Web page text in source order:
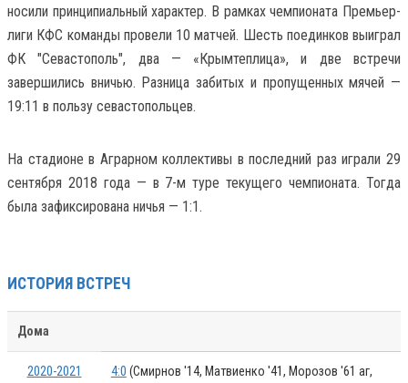
носили принципиальный характер. В рамках чемпионата Премьер-
лиги КФС команды провели 10 матчей. Шесть поединков выиграл
ФК "Севастополь", два — «Крымтеплица», и две встречи
завершились вничью. Разница забитых и пропущенных мячей —
19:11 в пользу севастопольцев.
На стадионе в Аграрном коллективы в последний раз играли 29
сентября 2018 года — в 7-м туре текущего чемпионата. Тогда
была зафиксирована ничья — 1:1.
ИСТОРИЯ ВСТРЕЧ
Дома
2020-2021 4:0 (Смирнов '14, Матвиенко '41, Морозов '61 аг,